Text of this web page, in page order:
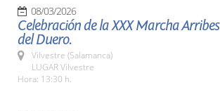
08/03/2026
Celebración de la XXX Marcha Arribes
del Duero.
Vilvestre (Salamanca)
LUGAR Vilvestre
Hora: 13:30 h.